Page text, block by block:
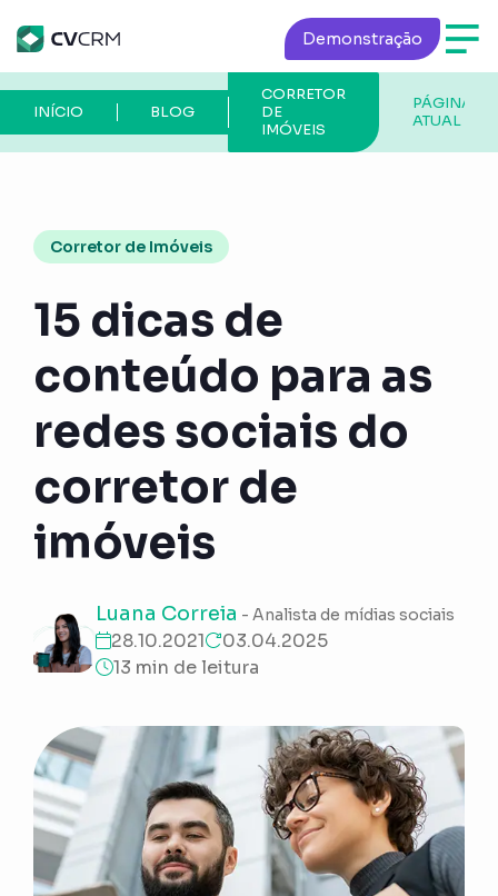
Demonstração
PÁGINA
ATUAL
CORRETOR
DE
IMÓVEIS
BLOG
INÍCIO
Corretor de Imóveis
15 dicas de
conteúdo para as
redes sociais do
corretor de
imóveis
Luana Correia - Analista de mídias sociais
28.10.2021
03.04.2025
13 min de leitura